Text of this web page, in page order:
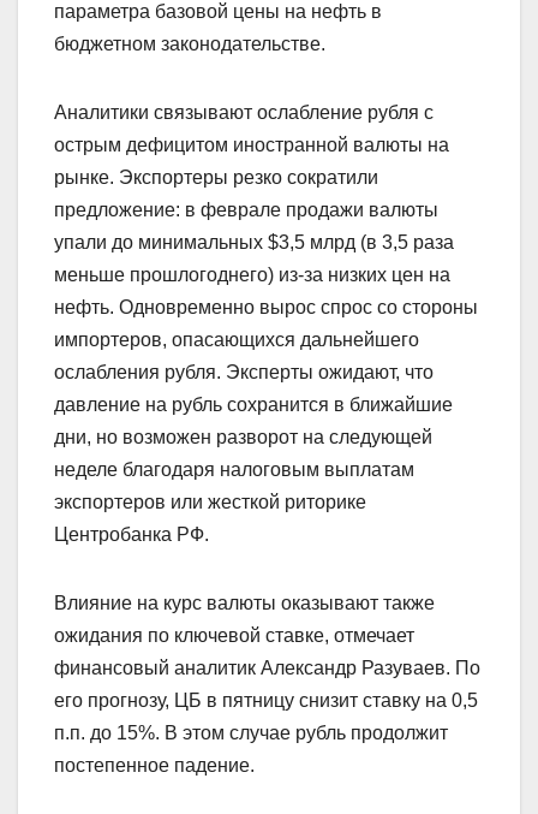
параметра базовой цены на нефть в
бюджетном законодательстве.
Аналитики связывают ослабление рубля с
острым дефицитом иностранной валюты на
рынке. Экспортеры резко сократили
предложение: в феврале продажи валюты
упали до минимальных $3,5 млрд (в 3,5 раза
меньше прошлогоднего) из-за низких цен на
нефть. Одновременно вырос спрос со стороны
импортеров, опасающихся дальнейшего
ослабления рубля. Эксперты ожидают, что
давление на рубль сохранится в ближайшие
дни, но возможен разворот на следующей
неделе благодаря налоговым выплатам
экспортеров или жесткой риторике
Центробанка РФ.
Влияние на курс валюты оказывают также
ожидания по ключевой ставке, отмечает
финансовый аналитик Александр Разуваев. По
его прогнозу, ЦБ в пятницу снизит ставку на 0,5
п.п. до 15%. В этом случае рубль продолжит
постепенное падение.